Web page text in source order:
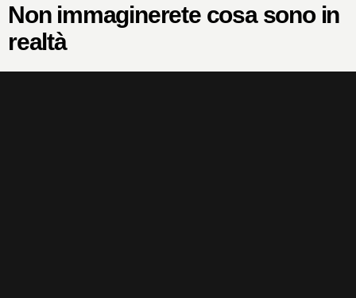
Non immaginerete cosa sono in
realtà